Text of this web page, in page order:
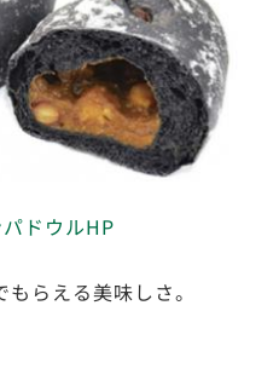
ドウルHP
らえる美味しさ。